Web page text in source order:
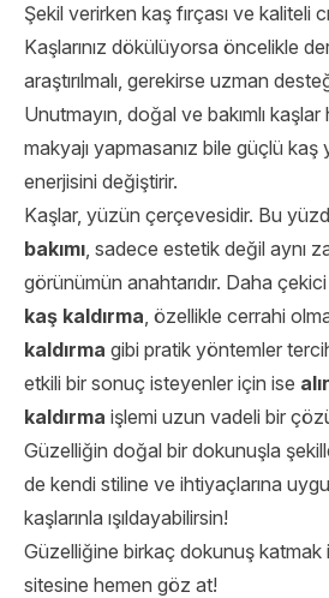
Şekil verirken kaş fırçası ve kaliteli
Kaşlarınız dökülüyorsa öncelikle
araştırılmalı, gerekirse uzman
Unutmayın, doğal ve bakımlı
makyajı yapmasanız bile güçlü kaş
enerjisini değiştirir.
Kaşlar, yüzün çerçevesidir. Bu
bakımı, sadece estetik değil aynı
görünümün anahtarıdır. Daha
kaş kaldırma, özellikle cerrahi
kaldırma gibi pratik yöntemler
etkili bir sonuç isteyenler için ise
kaldırma işlemi uzun vadeli bir
Güzelliğin doğal bir dokunuşla
de kendi stiline ve ihtiyaçlarına
kaşlarınla ışıldayabilirsin!
Güzelliğine birkaç dokunuş katmak
sitesine hemen göz at!